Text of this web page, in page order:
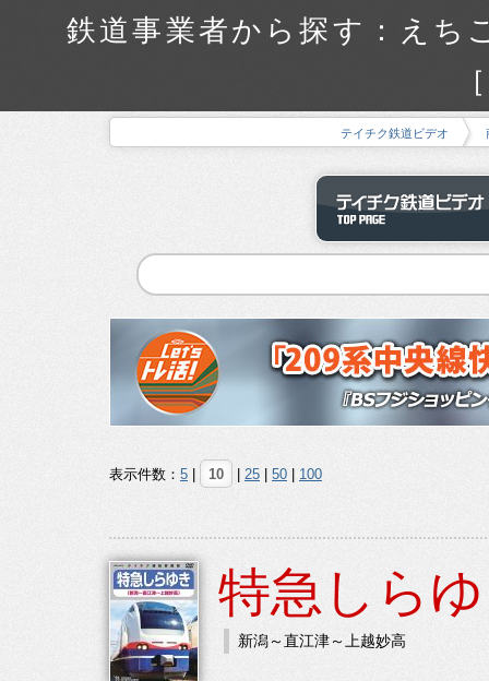
鉄道事業者から探す：え
テイチク鉄道ビデオ
表示件数： 5 10 25 50 100
特急しら
新潟～直江津～上越妙高